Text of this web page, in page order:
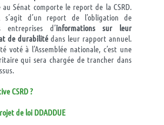
Sénat comporte le report de la CSRD.
s’agit d’un report de l’obligation de
entreprises d’informations sur leur
de durabilité dans leur rapport annuel.
voté à l’Assemblée nationale, c’est une
qui sera chargée de trancher dans
CSRD ?
de loi DDADDUE